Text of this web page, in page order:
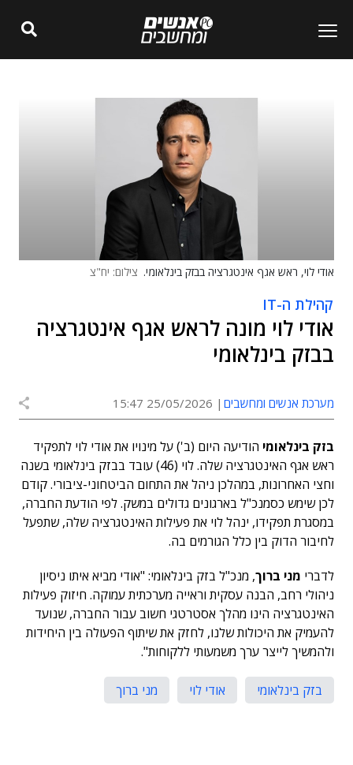
אודי לוי, ראש אגף אינטגרציה בבזק בינלאומי. צילום: יח"צ
קהילת ה-IT
אודי לוי מונה לראש אגף אינטגרציה
בבזק בינלאומי
מערכת אנשים ומחשבים 25/05/2026 15:47
בזק בינלאומי הודיעה היום (ב') על מינויו את אודי לוי לתפקיד
ראש אגף האינטגרציה שלה. לוי (46) עובד בבזק בינלאומי בשנה
וחצי האחרונות, במהלכן ניהל את התחום הביטחוני-ציבורי. קודם
לכן שימש כסמנכ"ל בארגונים גדולים במשק. לפי הודעת החברה,
במסגרת תפקידו, ינהל לוי את פעילות האינטגרציה שלה, שתפעל
לחיבור הדוק בין כלל הגורמים בה.
לדברי מני ברוך, מנכ"ל בזק בינלאומי: "אודי מביא איתו ניסיון
ניהולי רחב, הבנה עסקית וראייה מערכתית עמוקה. חיזוק פעילות
האינטגרציה הינו מהלך אסטרטגי חשוב עבור החברה, שנועד
להעמיק את היכולות שלנו, לחזק את שיתוף הפעולה בין היחידות
ולהמשיך לייצר ערך משמעותי ללקוחות".
בזק בינלאומי אודי לוי מני ברוך